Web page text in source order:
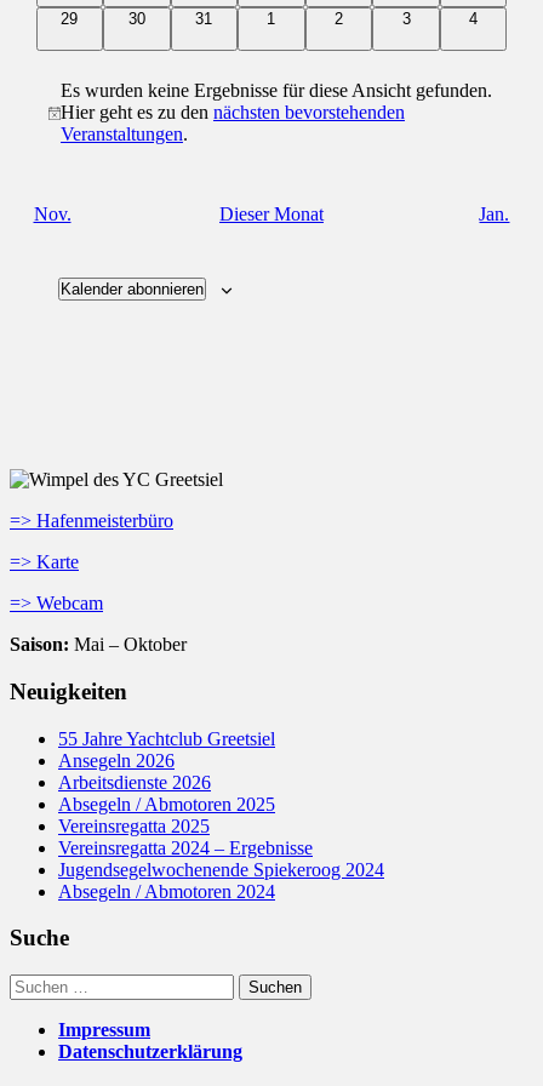
0
29
0
30
0
31
01
0
2
0
3
0
4
Hinweis
Es wurden keine Ergebnisse für diese Ansicht gefunden.
Hier geht es zu den nächsten bevorstehenden
Veranstaltungen.
Nov. Dieser Monat Jan.
Kalender abonnieren
=> Hafenmeisterbüro
=> Karte
=> Webcam
Saison: Mai – Oktober
Neuigkeiten
55 Jahre Yachtclub Greetsiel
Ansegeln 2026
Arbeitsdienste 2026
Absegeln / Abmotoren 2025
Vereinsregatta 2025
Vereinsregatta 2024 – Ergebnisse
Jugendsegelwochenende Spiekeroog 2024
Absegeln / Abmotoren 2024
Suche
Suchen
nach:
Impressum
Datenschutzerklärung